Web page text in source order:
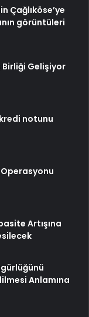
Çağlıköse’ye
görüntüleri
Birliği Gelişiyor
notunu
Operasyonu
Artışına
Anlamına